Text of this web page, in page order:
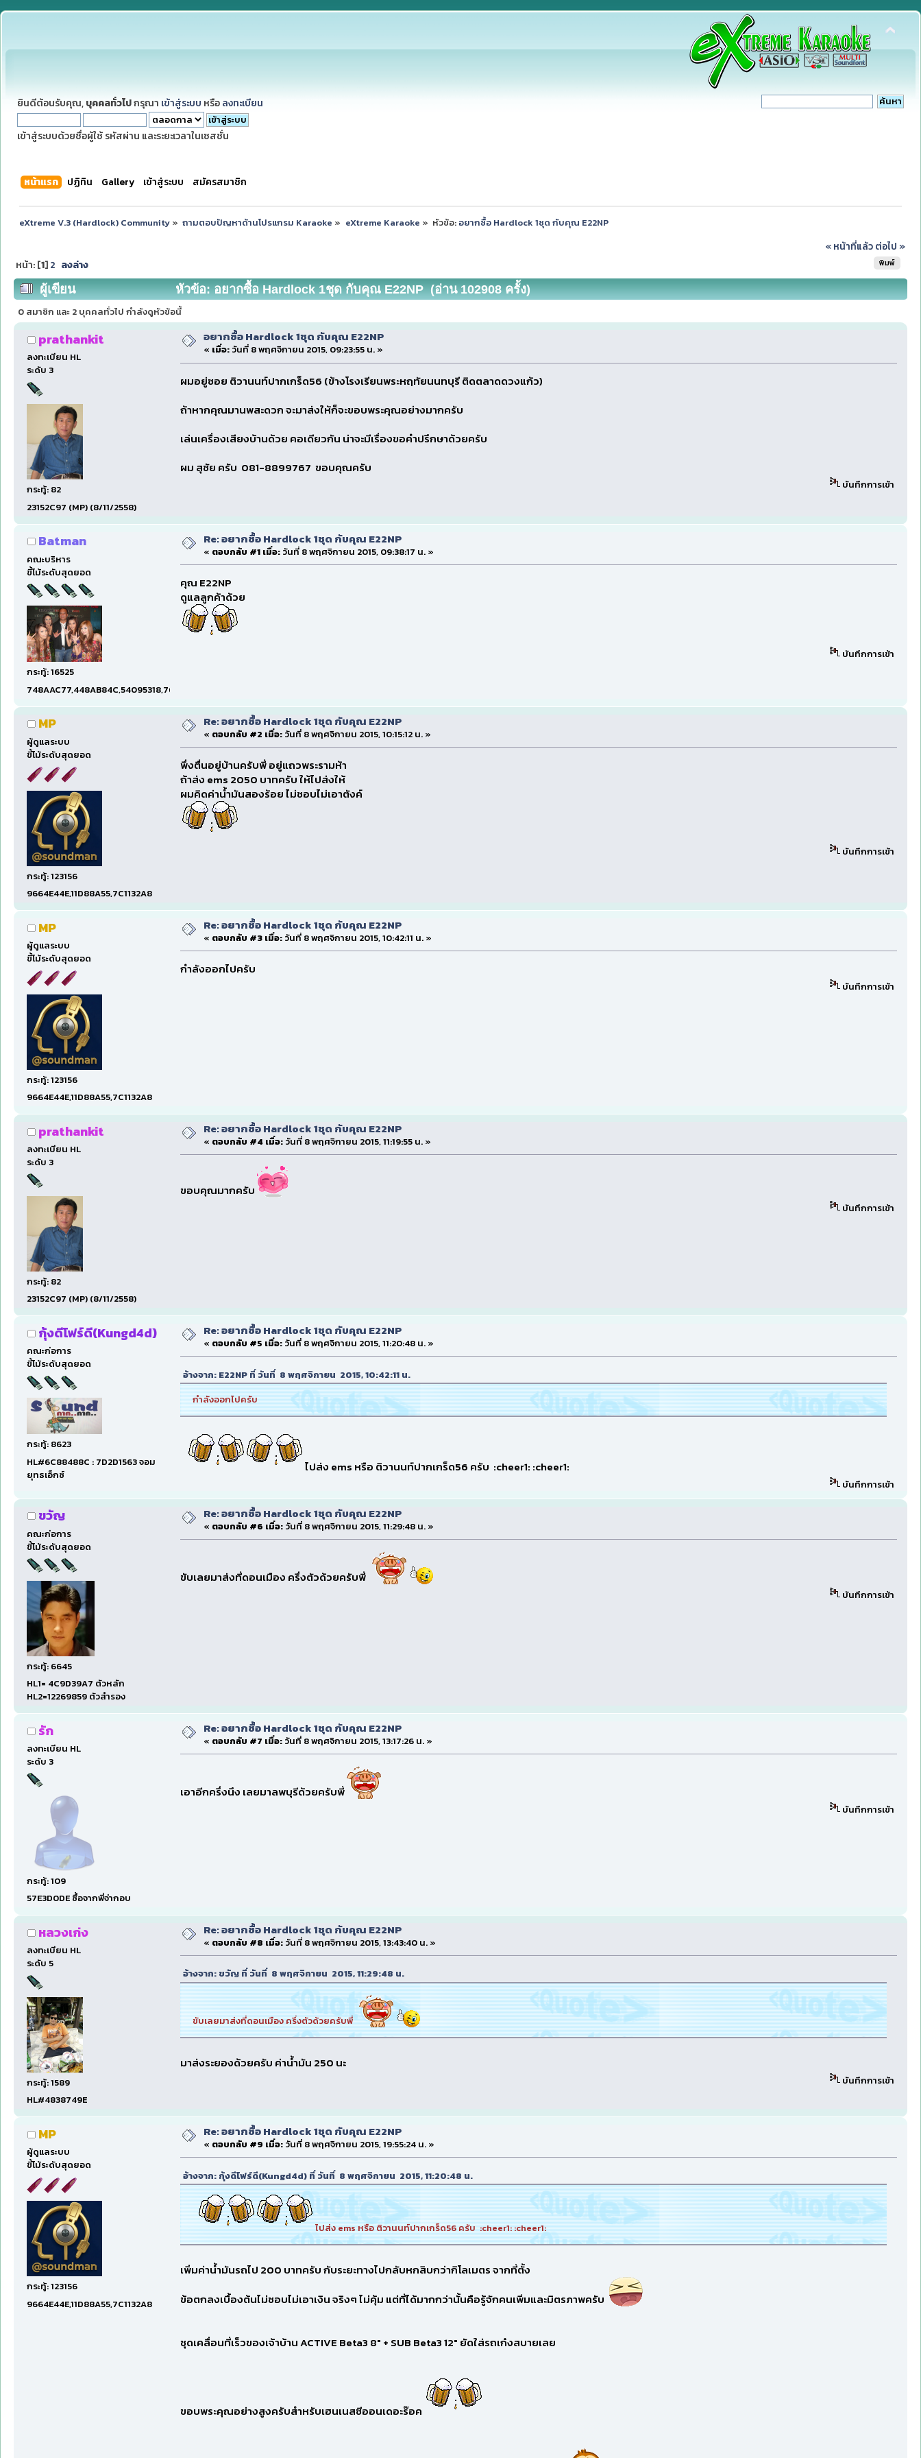
ยินดีต้อนรับคุณ, บุคคลทั่วไปกรุณา เข้าสู่ระบบ หรือ ลงทะเบียน
เข้าสู่ระบบด้วยชื่อผู้ใช้ รหัสผ่าน และระยะเวลาในเซสชั่น
หน้าแรก ปฏิทิน Gallery เข้าสู่ระบบ สมัครสมาชิก
eXtreme V.3 (Hardlock) Community» ถามตอบปัญหาด้านโปรแกรม Karaoke » eXtreme Karaoke » หัวข้อ: อยากซื้อ Hardlock 1ชุด กับคุณ E22NP
« หน้าที่แล้ว ต่อไป »
พิมพ์
หน้า: [1] 2 ลงล่าง
ผู้เขียน หัวข้อ: อยากซื้อ Hardlock 1ชุด กับคุณ E22NP (อ่าน 102908 ครั้ง)
0 สมาชิก และ 2 บุคคลทั่วไป กำลังดูหัวข้อนี้
prathankit
ลงทะเบียน HL
ระดับ 3
กระทู้: 82
23152C97 (MP) (8/11/2558)
อยากซื้อ Hardlock 1ชุด กับคุณ E22NP
« เมื่อ:วันที่ 8 พฤศจิกายน 2015, 09:23:55 น. »
ผมอยู่ซอย ติวานนท์ปากเกร็ด56 (ข้างโรงเรียนพระหฤทัยนนทบุรี ติดตลาดดวงแก้ว)
ถ้าหากคุณมานพสะดวก จะมาส่งให้ก็จะขอบพระคุณอย่างมากครับ
เล่นเครื่องเสียงบ้านด้วย คอเดียวกัน น่าจะมีเรื่องขอคำปรึกษาด้วยครับ
ผม สุชัย ครับ 081-8899767 ขอบคุณครับ
บันทึกการเข้า
Batman
คณะบริหาร
ขี้โม้ระดับสุดยอด
กระทู้: 16525
748AAC77,448AB84C,54095318,7660DAE5,97606B15,47C5E
Re: อยากซื้อ Hardlock 1ชุด กับคุณ E22NP
« ตอบกลับ #1 เมื่อ:วันที่ 8 พฤศจิกายน 2015, 09:38:17 น. »
คุณ E22NP
ดูแลลูกค้าด้วย
บันทึกการเข้า
MP
ผู้ดูแลระบบ
ขี้โม้ระดับสุดยอด
กระทู้: 123156
9664E44E,11D88A55,7C1132A8
Re: อยากซื้อ Hardlock 1ชุด กับคุณ E22NP
« ตอบกลับ #2 เมื่อ:วันที่ 8 พฤศจิกายน 2015, 10:15:12 น. »
พึ่งตื่นอยู่บ้านครับพี่ อยู่แถวพระรามห้า
ถ้าส่ง ems 2050 บาทครับ ให้ไปส่งให้
ผมคิดค่าน้ำมันสองร้อย ไม่ชอบไม่เอาตังค์
บันทึกการเข้า
MP
ผู้ดูแลระบบ
ขี้โม้ระดับสุดยอด
กระทู้: 123156
9664E44E,11D88A55,7C1132A8
Re: อยากซื้อ Hardlock 1ชุด กับคุณ E22NP
« ตอบกลับ #3 เมื่อ:วันที่ 8 พฤศจิกายน 2015, 10:42:11 น. »
กำลังออกไปครับ
บันทึกการเข้า
prathankit
ลงทะเบียน HL
ระดับ 3
กระทู้: 82
23152C97 (MP) (8/11/2558)
Re: อยากซื้อ Hardlock 1ชุด กับคุณ E22NP
« ตอบกลับ #4 เมื่อ:วันที่ 8 พฤศจิกายน 2015, 11:19:55 น. »
ขอบคุณมากครับ
บันทึกการเข้า
กุ้งดีโฟร์ดี(Kungd4d)
คณะก่อการ
ขี้โม้ระดับสุดยอด
กระทู้: 8623
HL#6C88488C : 7D2D1563 จอม
ยุทธเอ็กซ์
Re: อยากซื้อ Hardlock 1ชุด กับคุณ E22NP
« ตอบกลับ #5 เมื่อ:วันที่ 8 พฤศจิกายน 2015, 11:20:48 น. »
อ้างจาก: E22NP ที่ วันที่ 8 พฤศจิกายน 2015, 10:42:11 น.
กำลังออกไปครับ
ไปส่ง ems หรือ ติวานนท์ปากเกร็ด56 ครับ :cheer1: :cheer1:
บันทึกการเข้า
ขวัญ
คณะก่อการ
ขี้โม้ระดับสุดยอด
กระทู้: 6645
HL1= 4C9D39A7 ตัวหลัก
HL2=12269859 ตัวสำรอง
Re: อยากซื้อ Hardlock 1ชุด กับคุณ E22NP
« ตอบกลับ #6 เมื่อ:วันที่ 8 พฤศจิกายน 2015, 11:29:48 น. »
ขับเลยมาส่งที่ดอนเมือง ครึ่งตัวด้วยครับพี่
บันทึกการเข้า
รัก
ลงทะเบียน HL
ระดับ 3
กระทู้: 109
57E3D0DE ซื้อจากพี่จ่ากอบ
Re: อยากซื้อ Hardlock 1ชุด กับคุณ E22NP
« ตอบกลับ #7 เมื่อ:วันที่ 8 พฤศจิกายน 2015, 13:17:26 น. »
เอาอีกครึ่งนึง เลยมาลพบุรีด้วยครับพี่
บันทึกการเข้า
หลวงเก่ง
ลงทะเบียน HL
ระดับ 5
กระทู้: 1589
HL#4838749E
Re: อยากซื้อ Hardlock 1ชุด กับคุณ E22NP
« ตอบกลับ #8 เมื่อ:วันที่ 8 พฤศจิกายน 2015, 13:43:40 น. »
อ้างจาก: ขวัญ ที่ วันที่ 8 พฤศจิกายน 2015, 11:29:48 น.
ขับเลยมาส่งที่ดอนเมือง ครึ่งตัวด้วยครับพี่
มาส่งระยองด้วยครับ ค่าน้ำมัน 250 นะ
บันทึกการเข้า
MP
ผู้ดูแลระบบ
ขี้โม้ระดับสุดยอด
กระทู้: 123156
9664E44E,11D88A55,7C1132A8
Re: อยากซื้อ Hardlock 1ชุด กับคุณ E22NP
« ตอบกลับ #9 เมื่อ:วันที่ 8 พฤศจิกายน 2015, 19:55:24 น. »
อ้างจาก: กุ้งดีโฟร์ดี(Kungd4d) ที่ วันที่ 8 พฤศจิกายน 2015, 11:20:48 น.
ไปส่ง ems หรือ ติวานนท์ปากเกร็ด56 ครับ :cheer1: :cheer1:
เพิ่มค่าน้ำมันรถไป 200 บาทครับ กับระยะทางไปกลับหกสิบกว่ากิโลเมตร จากที่ตั้ง
ข้อตกลงเบื้องต้นไม่ชอบไม่เอาเงิน จริงๆ ไม่คุ้ม แต่ที่ได้มากกว่านั้นคือรู้จักคนเพิ่มและมิตรภาพครับ
ชุดเคลื่อนที่เร็วของเจ้าบ้าน ACTIVE Beta3 8" + SUB Beta3 12" ยัดใส่รถเก๋งสบายเลย
ขอบพระคุณอย่างสูงครับสำหรับเฮนเนสซีออนเดอะร๊อค